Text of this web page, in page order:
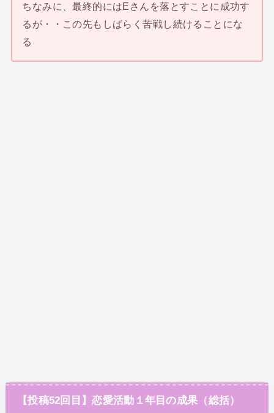
ちなみに、最終的にはEさんを落とすことに成功す
るが・・この先もしばらく苦戦し続けることにな
る
【投稿52回目】恋愛活動１年目の成果（総括）